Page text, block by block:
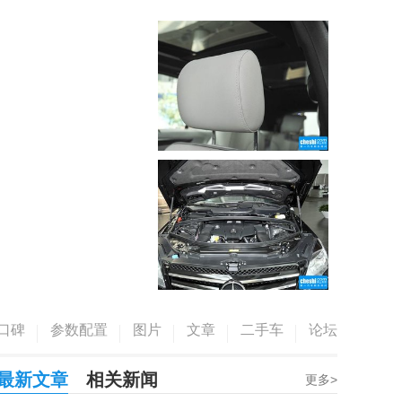
碑 参数配置 图片 文章 二手车 论坛
新文章 相关新闻 更多>